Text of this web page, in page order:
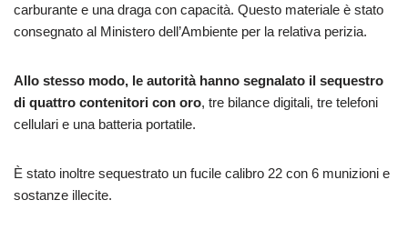
carburante e una draga con capacità. Questo materiale è stato
consegnato al Ministero dell’Ambiente per la relativa perizia.
Allo stesso modo, le autorità hanno segnalato il sequestro
di quattro contenitori con oro, tre bilance digitali, tre telefoni
cellulari e una batteria portatile.
È stato inoltre sequestrato un fucile calibro 22 con 6 munizioni e
sostanze illecite.